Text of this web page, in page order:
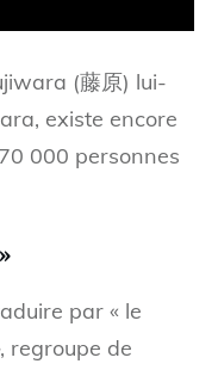
(藤原) lui-
existe encore
000 personnes
par « le
regroupe de